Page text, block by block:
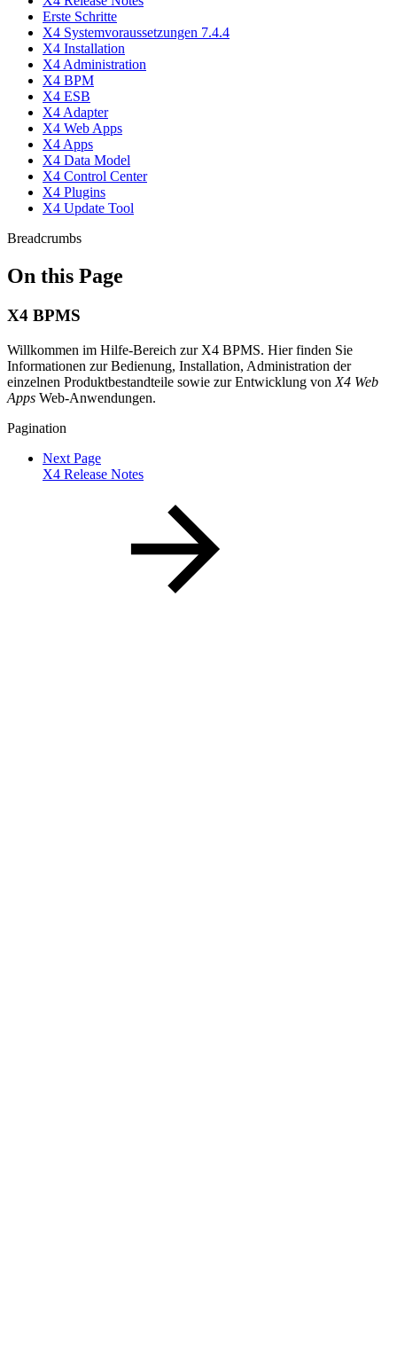
Erste Schritte
X4 Systemvoraussetzungen 7.4.4
X4 Installation
X4 Administration
X4 BPM
X4 ESB
X4 Adapter
X4 Web Apps
X4 Apps
X4 Data Model
X4 Control Center
X4 Plugins
X4 Update Tool
Breadcrumbs
On this Page
X4 BPMS
Willkommen im Hilfe-Bereich zur X4 BPMS. Hier finden Sie
Informationen zur Bedienung, Installation, Administration der
einzelnen Produktbestandteile sowie zur Entwicklung von X4 Web
Apps Web-Anwendungen.
Pagination
Next Page
X4 Release Notes